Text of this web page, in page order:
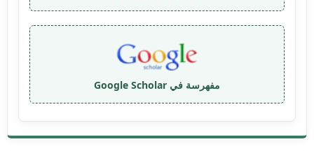
مفهرسة في Google Scholar